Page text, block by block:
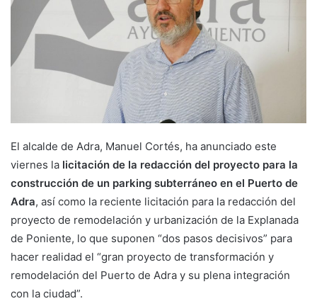
El alcalde de Adra, Manuel Cortés, ha anunciado este
viernes la licitación de la redacción del proyecto para la
construcción de un parking subterráneo en el Puerto de
Adra, así como la reciente licitación para la redacción del
proyecto de remodelación y urbanización de la Explanada
de Poniente, lo que suponen “dos pasos decisivos” para
hacer realidad el “gran proyecto de transformación y
remodelación del Puerto de Adra y su plena integración
con la ciudad”.